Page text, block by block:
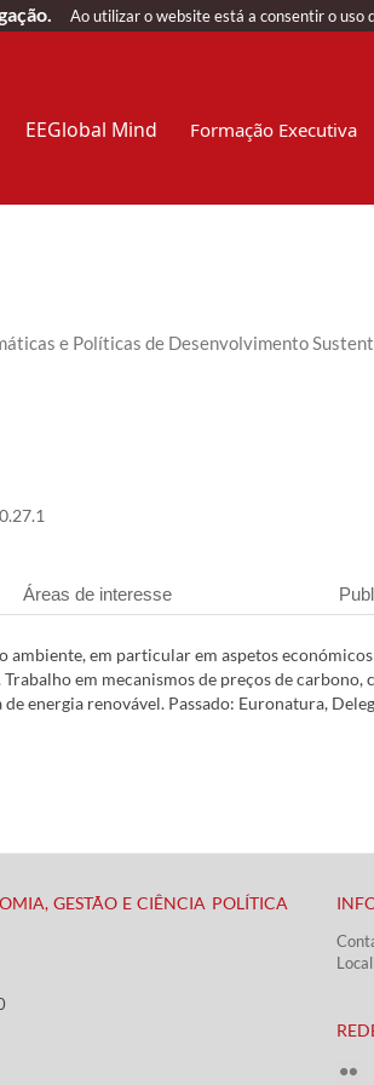
EEGlobal Mind Formação Executiva
e Políticas de Desenvolvimento
Áreas de interesse
ambiente, em particular em aspetos
em mecanismos de preços de
energia renovável. Passado: Euronatura,
GESTÃO E CIÊNCIA POLÍTICA
Ao utilizar o website está a consentir o uso